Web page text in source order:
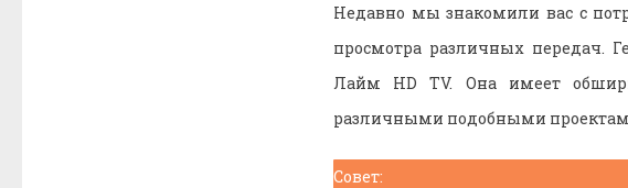
Недавно мы знакомили вас с
просмотра различных передач.
Лайм HD TV. Она имеет
различными подобными
Совет: